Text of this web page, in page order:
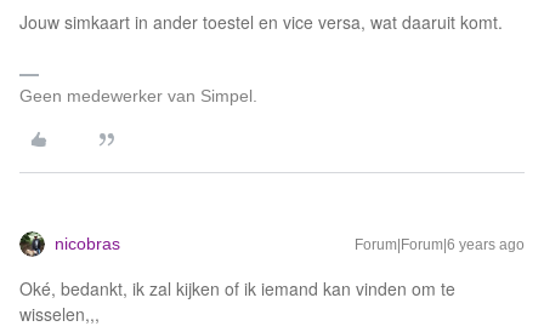
Jouw simkaart in ander toestel en vice versa, wat daaruit komt.
Geen medewerker van Simpel.
nicobras Forum|Forum|6 years ago
Oké, bedankt, ik zal kijken of ik iemand kan vinden om te
wisselen,,,